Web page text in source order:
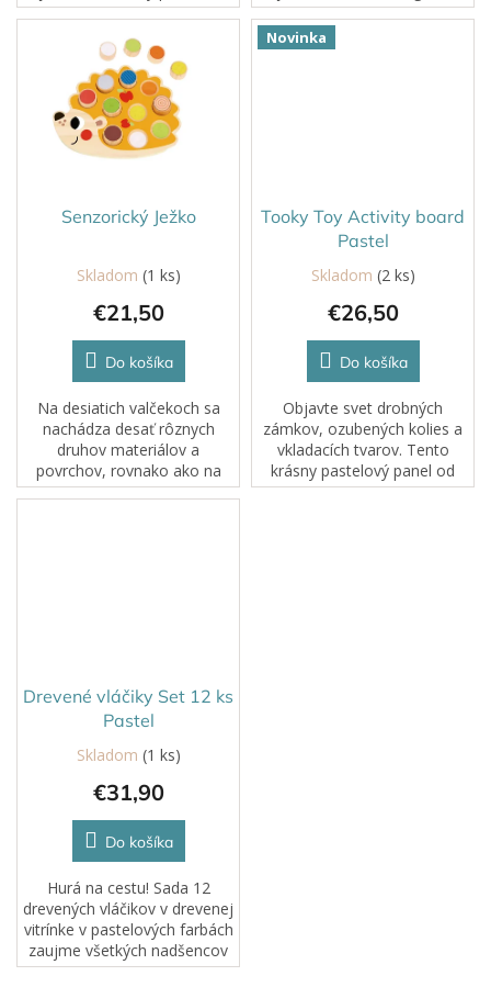
krok za krokom – od chleba
Deti môžu postupovať podľa
predlohy...
myslenie a rozlišovanie
farieb. Dieťa skladá jednotlivé
„kopčeky“ na seba podľa
Senzorický Ježko
Skladom (1 ks)
€21,50
Do košíka
Na desiatich valčekoch sa
nachádza desať rôznych
druhov materiálov a
povrchov, rovnako ako na
drevenej podložke v tvare
Novinka
Tooky Toy Activity board
Pastel
Skladom (2 ks)
€26,50
Do košíka
Objavte svet drobných
zámkov, ozubených kolies a
vkladacích tvarov. Tento
krásny pastelový panel od
značky Tooky Toy kombinuje
Drevené vláčiky Set 12 ks
Pastel
Skladom (1 ks)
€31,90
Do košíka
Hurá na cestu! Sada 12
drevených vláčikov v drevenej
vitrínke v pastelových farbách
zaujme všetkých nadšencov
vlakov, ale aj milovníkov